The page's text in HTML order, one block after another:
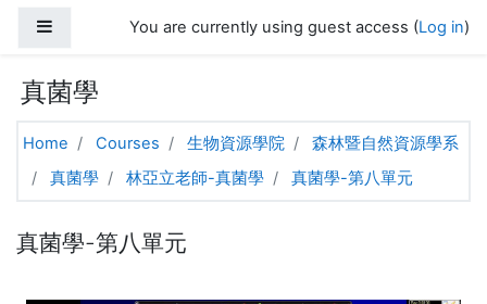
Side panelYou are currently using guest access (Log in)
真菌學
Home Courses 生物資源學院
森林暨自然資源學系
真菌學
林亞立老師-真菌學 真菌學-第八單元
真菌學-第八單元